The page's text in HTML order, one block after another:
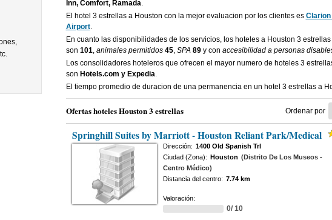
Inn, Comfort, Ramada.
El hotel 3 estrellas a Houston con la mejor evaluacion por los clientes es Clarion
Airport.
En cuanto las disponibilidades de los servicios, los hoteles a Houston 3 estrellas
son 101, animales permitidos 45, SPA 89y con accesibilidad a personas
Los consolidadores hoteleros que ofrecen el mayor numero de hoteles 3
son Hotels.com y Expedia.
El tiempo promedio de duracion de una permanencia en un hotel 3 estrellas a
Ofertas hoteles Houston 3 estrellas Ordenar por
Springhill Suites by Marriott - Houston Reliant Park/Medical
Dirección: 1400 Old Spanish Trl
Ciudad (Zona): Houston (Distrito De Los Museos -
Centro Médico)
Distancia del centro: 7.74 km
Valoración:
0/ 10